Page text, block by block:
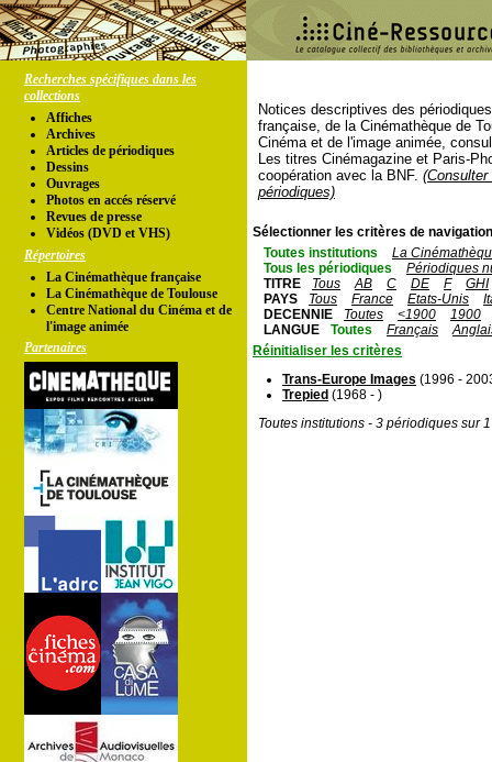
Recherches spécifiques dans les
collections
Affiches
Archives
Articles de périodiques
Dessins
Ouvrages
Photos en accés réservé
Revues de presse
Vidéos (DVD et VHS)
Répertoires
La Cinémathèque française
La Cinémathèque de Toulouse
Centre National du Cinéma et de
l'image animée
Partenaires
Notices descriptives des
française, de la Cinémathèque de
Cinéma et de l'image animée,
Les titres Cinémagazine et Paris-
coopération avec la BNF.
périodiques)
Sélectionner les critères de
Toutes institutions
La
Tous les périodiques
Périodiques
TITRE
Tous AB C DE F
GHI
PAYS
Tous France Etats-Unis
DECENNIE
Toutes <1900
1900
LANGUE
Toutes Français
Réinitialiser les critères
Trans-Europe Images (1996 -
Trepied (1968 - )
Toutes institutions - 3 périodiques sur